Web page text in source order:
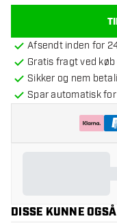
Afsendt inden for
Gratis fragt ved
Sikker og nem
Spar automatisk
DISSE KUNNE